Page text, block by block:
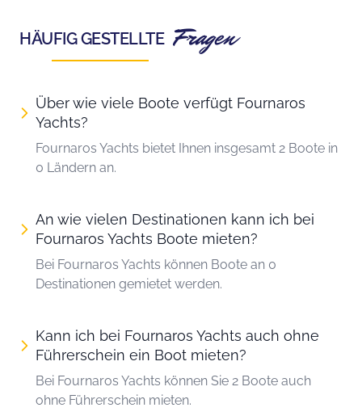
HÄUFIG GESTELLTE Fragen
Über wie viele Boote verfügt Fournaros
Yachts?
Fournaros Yachts bietet Ihnen insgesamt 2 Boote in
0 Ländern an.
An wie vielen Destinationen kann ich bei
Fournaros Yachts Boote mieten?
Bei Fournaros Yachts können Boote an 0
Destinationen gemietet werden.
Kann ich bei Fournaros Yachts auch ohne
Führerschein ein Boot mieten?
Bei Fournaros Yachts können Sie 2 Boote auch
ohne Führerschein mieten.